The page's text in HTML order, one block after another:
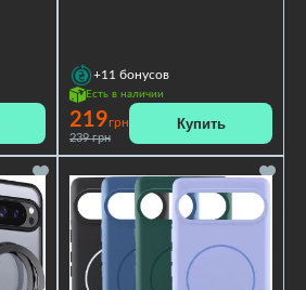
+11 бонусов
Есть в наличии
219грн
239 грн
Купить